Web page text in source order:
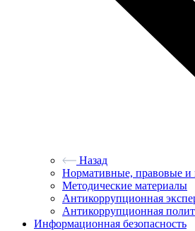
Назад
Нормативные, правовые и
Методические материалы
Антикоррупционная
Антикоррупционная
Информационная безопасность